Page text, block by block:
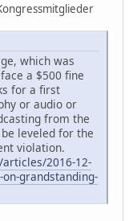
which was
a $500 fine
for a first
or audio or
from the
leveled for the
violation.
2016-12-
grandstanding-